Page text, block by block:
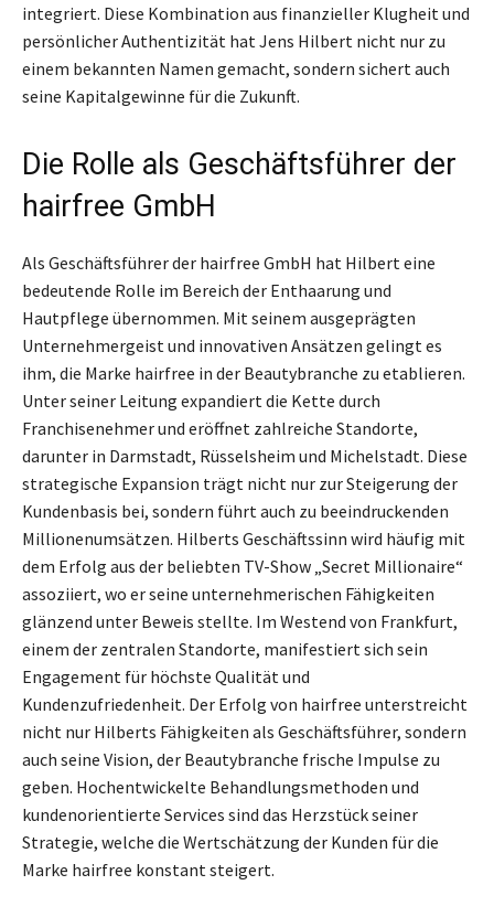
integriert. Diese Kombination aus finanzieller Klugheit und
persönlicher Authentizität hat Jens Hilbert nicht nur zu
einem bekannten Namen gemacht, sondern sichert auch
seine Kapitalgewinne für die Zukunft.
Die Rolle als Geschäftsführer der
hairfree GmbH
Als Geschäftsführer der hairfree GmbH hat Hilbert eine
bedeutende Rolle im Bereich der Enthaarung und
Hautpflege übernommen. Mit seinem ausgeprägten
Unternehmergeist und innovativen Ansätzen gelingt es
ihm, die Marke hairfree in der Beautybranche zu etablieren.
Unter seiner Leitung expandiert die Kette durch
Franchisenehmer und eröffnet zahlreiche Standorte,
darunter in Darmstadt, Rüsselsheim und Michelstadt. Diese
strategische Expansion trägt nicht nur zur Steigerung der
Kundenbasis bei, sondern führt auch zu beeindruckenden
Millionenumsätzen. Hilberts Geschäftssinn wird häufig mit
dem Erfolg aus der beliebten TV-Show „Secret Millionaire“
assoziiert, wo er seine unternehmerischen Fähigkeiten
glänzend unter Beweis stellte. Im Westend von Frankfurt,
einem der zentralen Standorte, manifestiert sich sein
Engagement für höchste Qualität und
Kundenzufriedenheit. Der Erfolg von hairfree unterstreicht
nicht nur Hilberts Fähigkeiten als Geschäftsführer, sondern
auch seine Vision, der Beautybranche frische Impulse zu
geben. Hochentwickelte Behandlungsmethoden und
kundenorientierte Services sind das Herzstück seiner
Strategie, welche die Wertschätzung der Kunden für die
Marke hairfree konstant steigert.